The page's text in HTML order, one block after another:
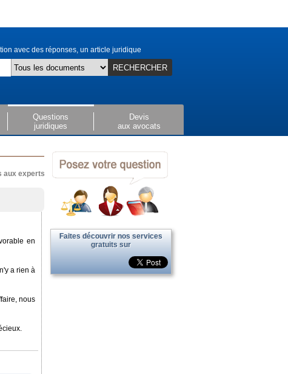
avec des réponses, un article juridique
RECHERCHER
Questions
juridiques
Devis
aux avocats
aux experts
en
a rien à
nous
Faites découvrir nos services
gratuits sur